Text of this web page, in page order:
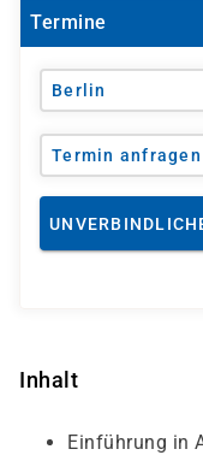
Termine
Berlin
Termin anfragen
Inhalt
Einführung in